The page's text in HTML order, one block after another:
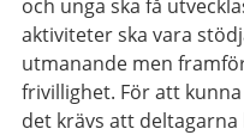
och unga ska få
aktiviteter ska vara
utmanande men
frivillighet. För att
det krävs att